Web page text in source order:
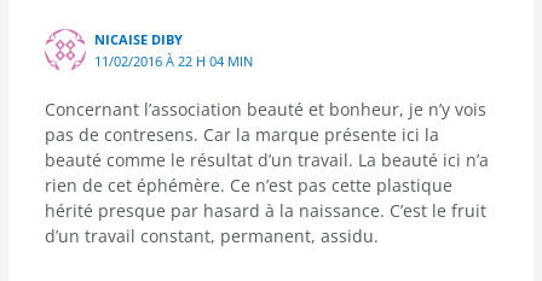
NICAISE DIBY
11/02/2016 À 22 H 04 MIN
Concernant l’association beauté et bonheur, je n’y vois
pas de contresens. Car la marque présente ici la
beauté comme le résultat d’un travail. La beauté ici n’a
rien de cet éphémère. Ce n’est pas cette plastique
hérité presque par hasard à la naissance. C’est le fruit
d’un travail constant, permanent, assidu.